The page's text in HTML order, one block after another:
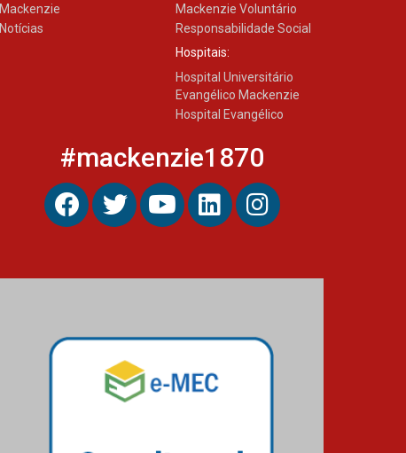
Mackenzie
Notícias
Mackenzie Voluntário
Responsabilidade Social
Hospitais:
Hospital Universitário
Evangélico Mackenzie
Hospital Evangélico
#mackenzie1870